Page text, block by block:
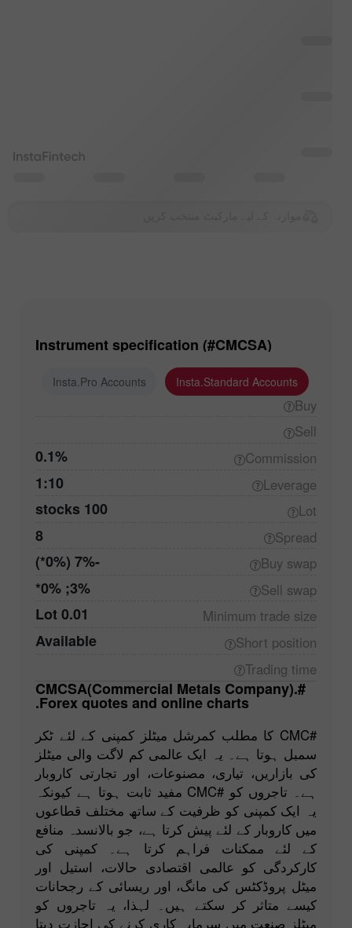
Instrument specification (#CMCSA)
Insta.Standard Accounts
Insta.Pro Accounts
Buy
Sell
Commission
0.1%
Leverage
1:10
Lot
100 stocks
Spread
8
Buy swap
-7% (0%*)
Sell swap
3%; 0%*
Minimum trade size
0.01 Lot
Short position
Available
Trading time
#CMCSA(Commercial Metals Company).
Forex quotes and online charts.
#CMC کا مطلب کمرشل میٹلز کمپنی کے لئے ٹکر
سمبل ہوتا ہے۔ یہ ایک عالمی کم لاگت والی میٹلز
کی بازاریں، تیاری، مصنوعات، اور تجارتی کاروبار
ہے۔ تاجروں کو #CMC مفید ثابت ہوتا ہے کیونکہ
یہ ایک کمپنی کو ظرفیت کے ساتھ مختلف قطاعوں
میں کاروبار کے لئے پیش کرتا ہے، جو بالانسدہ منافع
کے لئے ممکنات فراہم کرتا ہے۔ کمپنی کی
کارکردگی کو عالمی اقتصادی حالات، استیل اور
میٹل پروڈکٹس کی مانگ، اور ریسائی کے رجحانات
کیسے متاثر کر سکتے ہیں۔ لہذا، یہ تاجروں کو
میٹلز صنعت میں سرمایہ کاری کرنے کی اجازت دیتا